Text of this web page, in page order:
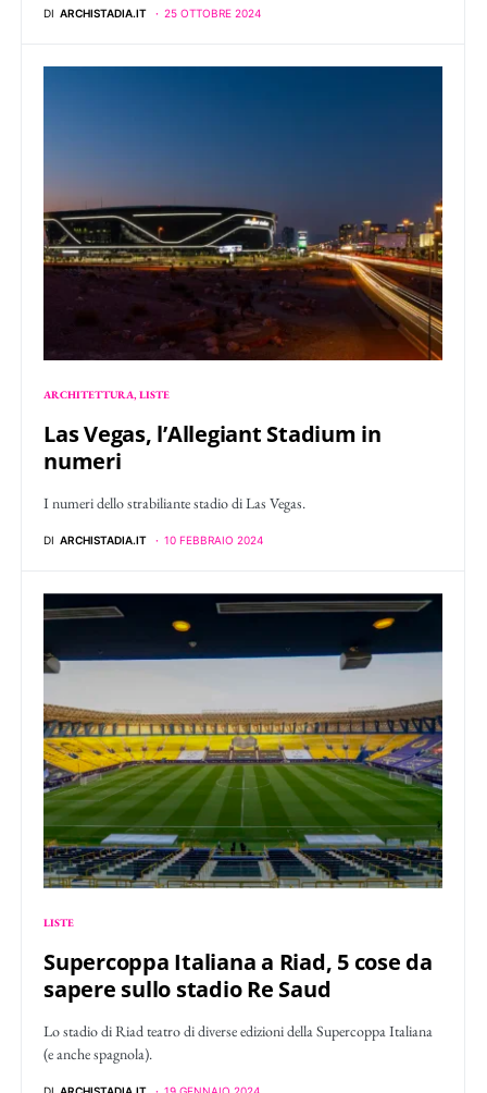
DI ARCHISTADIA.IT 25 OTTOBRE 2024
ARCHITETTURA LISTE
Las Vegas, l’Allegiant Stadium in
numeri
I numeri dello strabiliante stadio di Las Vegas.
DI ARCHISTADIA.IT 10 FEBBRAIO 2024
LISTE
Supercoppa Italiana a Riad, 5 cose da
sapere sullo stadio Re Saud
Lo stadio di Riad teatro di diverse edizioni della Supercoppa Italiana
(e anche spagnola).